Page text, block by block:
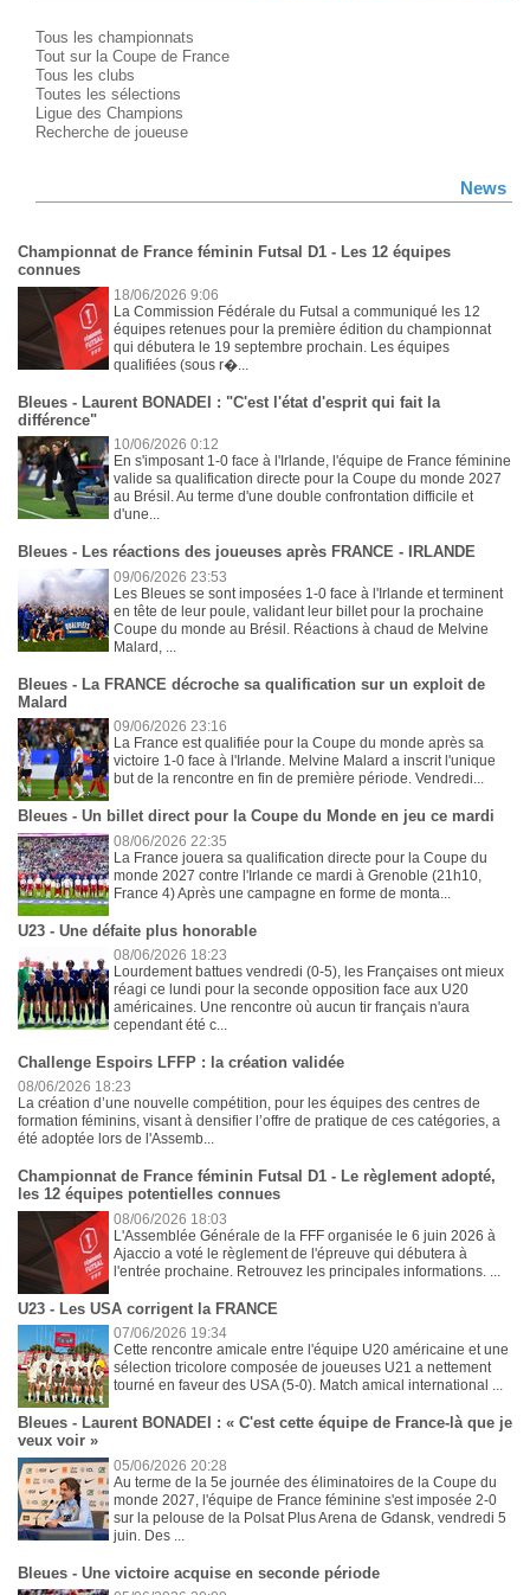
Tous les championnats
Tout sur la Coupe de France
Tous les clubs
Toutes les sélections
Ligue des Champions
Recherche de joueuse
News
Championnat de France féminin Futsal D1 - Les 12 équipes
connues
18/06/2026 9:06
La Commission Fédérale du Futsal a communiqué les 12
équipes retenues pour la première édition du championnat
qui débutera le 19 septembre prochain. Les équipes
qualifiées (sous r�...
Bleues - Laurent BONADEI : "C'est l'état d'esprit qui fait la
différence"
10/06/2026 0:12
En s'imposant 1-0 face à l'Irlande, l'équipe de France féminine
valide sa qualification directe pour la Coupe du monde 2027
au Brésil. Au terme d'une double confrontation difficile et
d'une...
Bleues - Les réactions des joueuses après FRANCE - IRLANDE
09/06/2026 23:53
Les Bleues se sont imposées 1-0 face à l'Irlande et terminent
en tête de leur poule, validant leur billet pour la prochaine
Coupe du monde au Brésil. Réactions à chaud de Melvine
Malard, ...
Bleues - La FRANCE décroche sa qualification sur un exploit de
Malard
09/06/2026 23:16
La France est qualifiée pour la Coupe du monde après sa
victoire 1-0 face à l'Irlande. Melvine Malard a inscrit l'unique
but de la rencontre en fin de première période. Vendredi...
Bleues - Un billet direct pour la Coupe du Monde en jeu ce mardi
08/06/2026 22:35
La France jouera sa qualification directe pour la Coupe du
monde 2027 contre l'Irlande ce mardi à Grenoble (21h10,
France 4) Après une campagne en forme de monta...
U23 - Une défaite plus honorable
08/06/2026 18:23
Lourdement battues vendredi (0-5), les Françaises ont mieux
réagi ce lundi pour la seconde opposition face aux U20
américaines. Une rencontre où aucun tir français n'aura
cependant été c...
Challenge Espoirs LFFP : la création validée
08/06/2026 18:23
La création d’une nouvelle compétition, pour les équipes des centres de
formation féminins, visant à densifier l’offre de pratique de ces catégories, a
été adoptée lors de l'Assemb...
Championnat de France féminin Futsal D1 - Le règlement adopté,
les 12 équipes potentielles connues
08/06/2026 18:03
L'Assemblée Générale de la FFF organisée le 6 juin 2026 à
Ajaccio a voté le règlement de l'épreuve qui débutera à
l'entrée prochaine. Retrouvez les principales informations. ...
U23 - Les USA corrigent la FRANCE
07/06/2026 19:34
Cette rencontre amicale entre l'équipe U20 américaine et une
sélection tricolore composée de joueuses U21 a nettement
tourné en faveur des USA (5-0). Match amical international ...
Bleues - Laurent BONADEI : « C'est cette équipe de France-là que je
veux voir »
05/06/2026 20:28
Au terme de la 5e journée des éliminatoires de la Coupe du
monde 2027, l'équipe de France féminine s'est imposée 2-0
sur la pelouse de la Polsat Plus Arena de Gdansk, vendredi 5
juin. Des ...
Bleues - Une victoire acquise en seconde période